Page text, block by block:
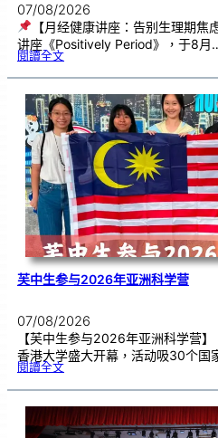
07/08/2026
【月经健康讲座：告别生理期焦
讲座《Positively Period》，于8月
閱讀全文:月
康
座
告
别
生
理
期
焦
虑
！
芙中生参与2026年亚洲科学营
07/08/2026
【芙中生参与2026年亚洲科学营
香港大学盛大开幕，活动吸30个国
閱讀全文:芙
参
2
0
2
6
年